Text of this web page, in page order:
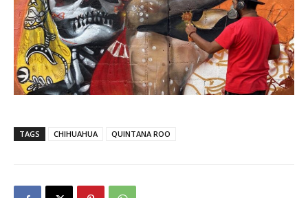
TAGS CHIHUAHUA QUINTANA ROO